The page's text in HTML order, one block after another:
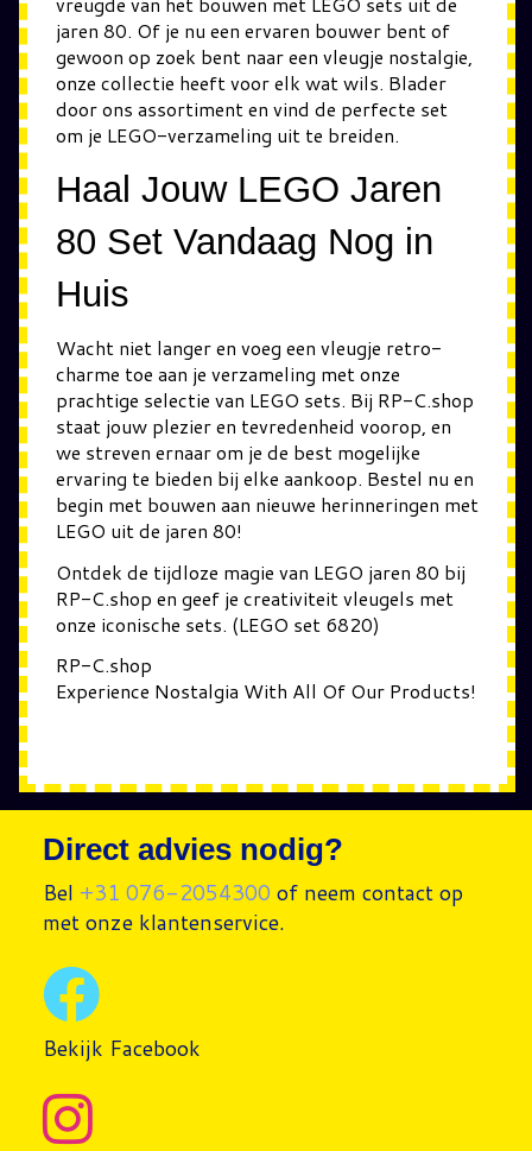
jaren 80. Of je nu een ervaren bouwer bent of
gewoon op zoek bent naar een vleugje nostalgie,
onze collectie heeft voor elk wat wils. Blader
door ons assortiment en vind de perfecte set
om je LEGO-verzameling uit te breiden.
Haal Jouw LEGO Jaren
80 Set Vandaag Nog in
Huis
Wacht niet langer en voeg een vleugje retro-
charme toe aan je verzameling met onze
prachtige selectie van LEGO sets. Bij RP-C.shop
staat jouw plezier en tevredenheid voorop, en
we streven ernaar om je de best mogelijke
ervaring te bieden bij elke aankoop. Bestel nu en
begin met bouwen aan nieuwe herinneringen met
LEGO uit de jaren 80!
Ontdek de tijdloze magie van LEGO jaren 80 bij
RP-C.shop en geef je creativiteit vleugels met
onze iconische sets. (LEGO set 6820)
RP-C.shop
Experience Nostalgia With All Of Our Products!
Direct advies nodig?
Bel +31 076-2054300 of neem contact op
met onze klantenservice.
Bekijk Facebook